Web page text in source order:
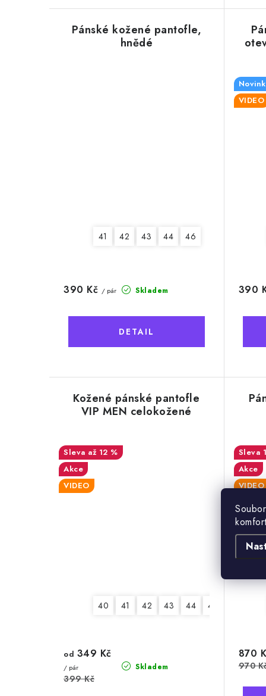
Pánské kožené pantofle,
hnědé
41 42 43 44 46
Skladem
390 Kč / pár
VIDEO
390
Kožené pánské pantofle
VIP MEN celokožené
až 12 %
Akce
VIDEO
40 41 42 43 44 45
Skladem
od 349 Kč
/ pár
399 Kč
Akce
VIDEO
870
970